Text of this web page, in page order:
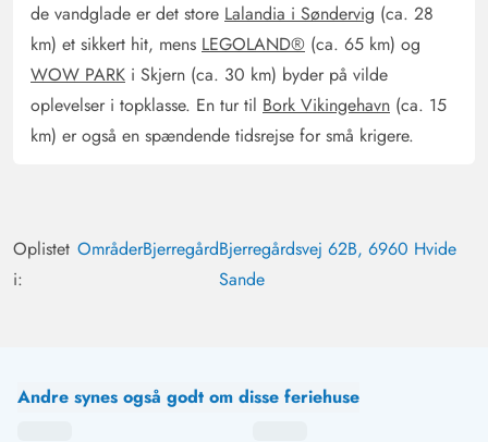
Gast
Deutschland
AI Oversat (Se oprindelig)
4 ud af 5
4 out of 507/07/2025
Et meget godt indrettet feriehus med indhegnet
til streaming, som er opdelt med et gardin. Der var
tilstrækkeligt med spil og også en spillekonsol. Køkkenet
var meget godt udstyret, vi savnede intet og kunne have
spil til stranden eller haven, også selvom vejret ikke var
de vandglade er det store Lalandia i Søndervig (ca. 28
km) et sikkert hit, mens LEGOLAND® (ca. 65 km) og
WOW PARK i Skjern (ca. 30 km) byder på vilde
oplevelser i topklasse. En tur til Bork Vikingehavn (ca. 15
km) er også en spændende tidsrejse for små krigere.
Oplistet
i:
OmråderBjerregårdBjerregårdsvej 62B, 6960 Hvide
Sande
Andre synes også godt om disse feriehuse